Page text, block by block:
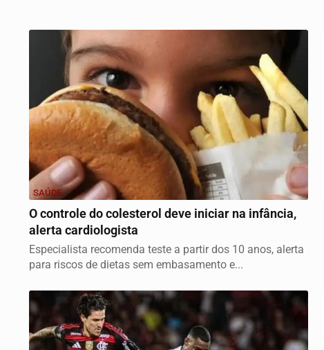
SAÚDE
O controle do colesterol deve iniciar na infância,
alerta cardiologista
Especialista recomenda teste a partir dos 10 anos, alerta
para riscos de dietas sem embasamento e...